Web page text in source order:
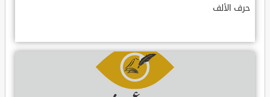
حرف الألف